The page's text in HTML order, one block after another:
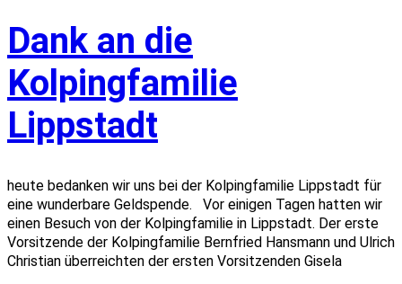
Dank an die
Kolpingfamilie
Lippstadt
heute bedanken wir uns bei der Kolpingfamilie Lippstadt für
eine wunderbare Geldspende. Vor einigen Tagen hatten wir
einen Besuch von der Kolpingfamilie in Lippstadt. Der erste
Vorsitzende der Kolpingfamilie Bernfried Hansmann und Ulrich
Christian überreichten der ersten Vorsitzenden Gisela